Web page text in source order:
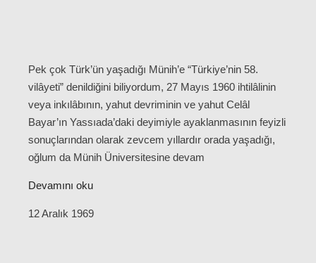
Pek çok Türk’ün yaşadığı Münih’e “Türkiye’nin 58.
vilâyeti” denildiğini biliyordum, 27 Mayıs 1960 ihtilâlinin
veya inkılâbının, yahut devriminin ve yahut Celâl
Bayar’ın Yassıada’daki deyimiyle ayaklanmasının feyizli
sonuçlarından olarak zevcem yıllardır orada yaşadığı,
oğlum da Münih Üniversitesine devam
Devamını oku
12 Aralık 1969